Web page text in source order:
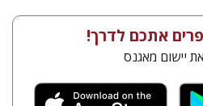
אתכם לדרך!
יישום מאגנס